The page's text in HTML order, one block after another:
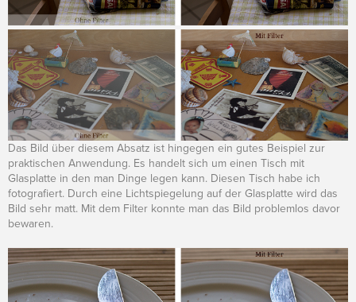
Das Bild über diesem Absatz ist hingegen ein gutes Beispiel zur
praktischen Anwendung. Es handelt sich um einen Tisch mit
Glasplatte in den man Dinge legen kann. Diesen Tisch habe ich
fotografiert. Durch eine Lichtspiegelung auf der Glasplatte wird das
Bild sehr matt. Mit dem Filter konnte man das Bild problemlos davor
bewaren.